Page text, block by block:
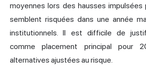
moyennes lors des hausses impulsées
semblent risquées dans une année
institutionnels. Il est difficile de
comme placement principal pour
alternatives ajustées au risque.